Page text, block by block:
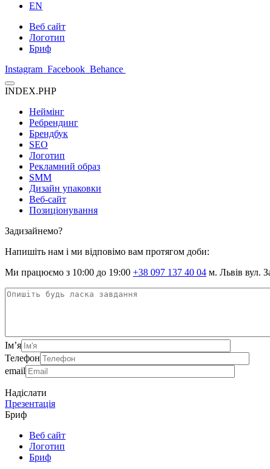
EN
Веб сайт
Логотип
Бриф
Instagram Facebook Behance
INDEX.PHP
Неймінг
Ребрендинг
Брендбук
SEO
Логотип
Рекламний образ
SMM
Дизайн упаковки
Веб-сайт
Позиціонування
Задизайнемо?
Напишіть нам і ми відповімо вам протягом доби:
Ми працюємо з 10:00 до 19:00 +38 097 137 40 04 м. Львів вул.
Ім’я
Телефон
email
Надіслати
Презентація
Бриф
Веб сайт
Логотип
Бриф